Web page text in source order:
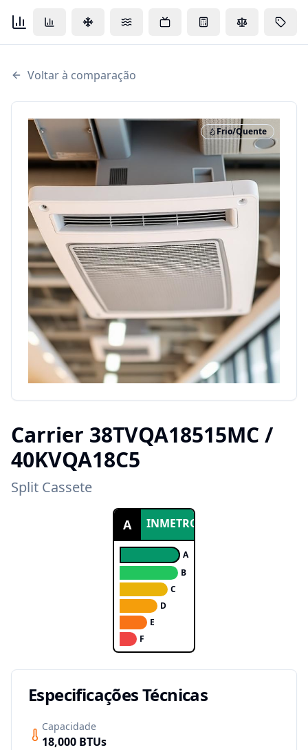
Voltar à comparação
Frio/Quente
Carrier 38TVQA18515MC /
40KVQA18C5
Split Cassete
A INMETRO
A
B
C
D
E
F
Especificações Técnicas
Capacidade
18,000 BTUs